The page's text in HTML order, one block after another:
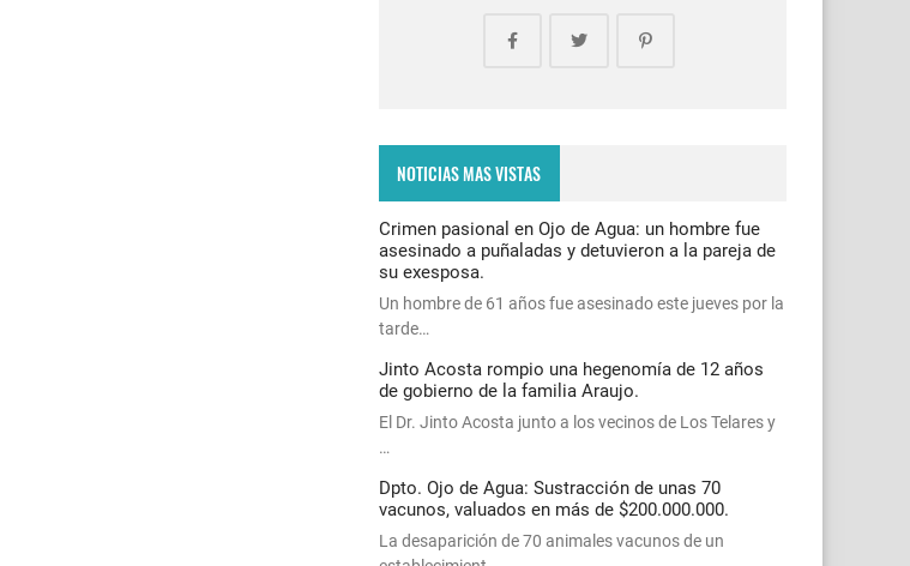
NOTICIAS MAS VISTAS
Crimen pasional en Ojo de Agua: un hombre fue
asesinado a puñaladas y detuvieron a la pareja de
su exesposa.
Un hombre de 61 años fue asesinado este jueves por la
tarde…
Jinto Acosta rompio una hegenomía de 12 años
de gobierno de la familia Araujo.
El Dr. Jinto Acosta junto a los vecinos de Los Telares y
…
Dpto. Ojo de Agua: Sustracción de unas 70
vacunos, valuados en más de $200.000.000.
La desaparición de 70 animales vacunos de un